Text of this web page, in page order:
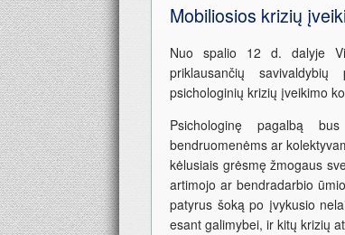
Mobiliosios krizių
Nuo spalio 12 d. dalyje
priklausančių
psichologinių krizių įveikimo
Psichologinę pagalbą
bendruomenėms ar
kėlusiais grėsmę žmogaus
artimojo ar bendradarbio
patyrus šoką po įvykusio
esant galimybei, ir kitų krizių